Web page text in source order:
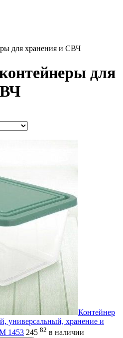
для хранения и СВЧ
для
Контейнер
универсальный, хранение и
1453 245 82 в наличии